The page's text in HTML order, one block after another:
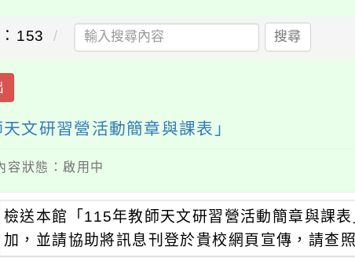
153 搜尋
文研習營活動簡章與課表」
狀態：啟用中
檢送本館「115年教師天文研習營活動簡章與課
加，並請協助將訊息刊登於貴校網頁宣傳，請查照